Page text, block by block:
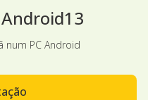
num PC Android